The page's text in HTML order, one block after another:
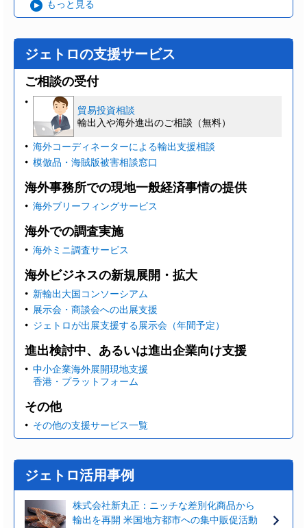
もっと見る
ジェトロの支援サービス
ご相談の受付
貿易投資相談
輸出入や海外進出のご相談（無料）
海外コーディネーターによる輸出支援相談
模倣品・海賊版被害相談窓口
海外事務所での現地一般経済事情の提供
海外ブリーフィングサービス
海外での調査実施
海外ミニ調査サービス
海外ビジネスの新規展開・拡大
新輸出大国コンソーシアム
展示会・商談会への出展支援
ジェトロが出展支援する展示会（年間予定）
進出検討中、あるいは進出企業向け支援
中小企業海外展開現地支援
香港・プラットフォーム
その他
その他の支援サービス一覧
ジェトロ活用事例
株式会社新丸正：ニッチな差別化商品から
輸出を再開 米国地方都市への集中販促活動